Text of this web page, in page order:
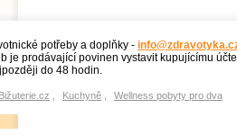
potřeby a doplňky -
je prodávající povinen vystavit kupujícímu
do 48 hodin.
Kuchyně Wellness pobyty pro dva